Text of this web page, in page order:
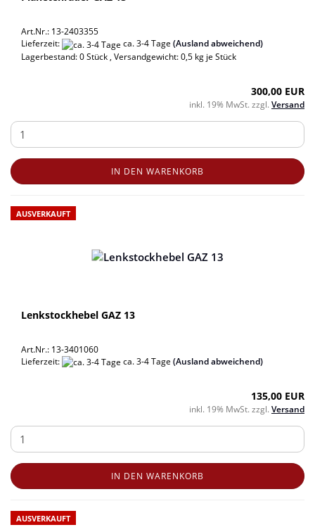
Art.Nr.: 13-2403355
Lieferzeit:
ca. 3-4 Tage (Ausland abweichend)
Lagerbestand: 0 Stück , Versandgewicht:0,5 kg je Stück
300,00 EUR
inkl. 19% MwSt. zzgl. Versand
IN DEN WARENKORB
AUSVERKAUFT
Lenkstockhebel GAZ 13
Art.Nr.: 13-3401060
Lieferzeit:
ca. 3-4 Tage (Ausland abweichend)
135,00 EUR
inkl. 19% MwSt. zzgl. Versand
IN DEN WARENKORB
AUSVERKAUFT